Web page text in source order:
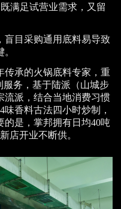
满足试营业需求，又留
盲目采购通用底料易导致
传承的火锅底料专家，重
服务，基于陆派（山城步
流派，结合当地消费习惯
香料古法四小时炒制，
的是，掌邦拥有日均40吨
店开业不断供。